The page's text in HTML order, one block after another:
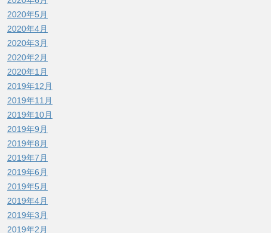
2020年5月
2020年4月
2020年3月
2020年2月
2020年1月
2019年12月
2019年11月
2019年10月
2019年9月
2019年8月
2019年7月
2019年6月
2019年5月
2019年4月
2019年3月
2019年2月